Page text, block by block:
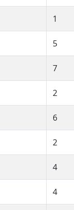
1
5
7
2
6
2
4
4